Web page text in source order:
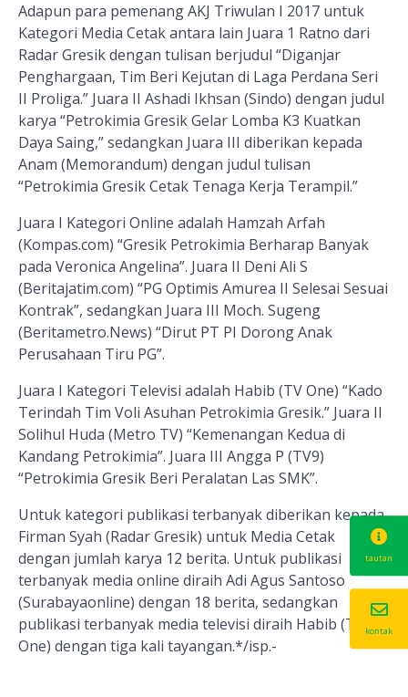
Adapun para pemenang AKJ Triwulan I 2017 untuk
Kategori Media Cetak antara lain Juara 1 Ratno dari
Radar Gresik dengan tulisan berjudul “Diganjar
Penghargaan, Tim Beri Kejutan di Laga Perdana Seri
II Proliga.” Juara II Ashadi Ikhsan (Sindo) dengan judul
karya “Petrokimia Gresik Gelar Lomba K3 Kuatkan
Daya Saing,” sedangkan Juara III diberikan kepada
Anam (Memorandum) dengan judul tulisan
“Petrokimia Gresik Cetak Tenaga Kerja Terampil.”
Juara I Kategori Online adalah Hamzah Arfah
(Kompas.com) “Gresik Petrokimia Berharap Banyak
pada Veronica Angelina”. Juara II Deni Ali S
(Beritajatim.com) “PG Optimis Amurea II Selesai Sesuai
Kontrak”, sedangkan Juara III Moch. Sugeng
(Beritametro.News) “Dirut PT PI Dorong Anak
Perusahaan Tiru PG”.
Juara I Kategori Televisi adalah Habib (TV One) “Kado
Terindah Tim Voli Asuhan Petrokimia Gresik.” Juara II
Solihul Huda (Metro TV) “Kemenangan Kedua di
Kandang Petrokimia”. Juara III Angga P (TV9)
“Petrokimia Gresik Beri Peralatan Las SMK”.
Untuk kategori publikasi terbanyak diberikan kepada
Firman Syah (Radar Gresik) untuk Media Cetak
dengan jumlah karya 12 berita. Untuk publikasi
terbanyak media online diraih Adi Agus Santoso
(Surabayaonline) dengan 18 berita, sedangkan
publikasi terbanyak media televisi diraih Habib (TV
One) dengan tiga kali tayangan.*/isp.-
tautan
kontak